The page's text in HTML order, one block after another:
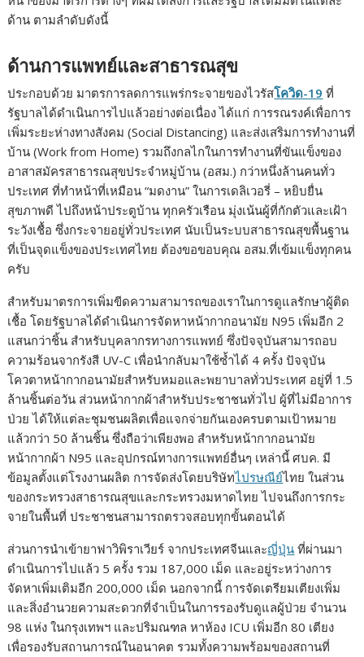
ด้าน ตามลำดับดังนี้
ด้านการแพทย์และสาธารณสุข
ประกอบด้วย มาตรการลดการแพร่กระจายของไวรัสโควิด-19 ที่
รัฐบาลได้ดำเนินการไปแล้วอย่างต่อเนื่อง ได้แก่ การรณรงค์เพื่อการ
เพิ่มระยะห่างทางสังคม (Social Distancing) และส่งเสริมการทำงานที่
บ้าน (Work from Home) รวมถึงกลไกในการทำงานที่ขันแข็งของ
อาสาสมัครสาธารณสุขประจำหมู่บ้าน (อสม.) กว่าหนึ่งล้านคนทั่ว
ประเทศ ที่ทำหน้าที่เหมือน “มดงาน” ในการเดลิเวอรี่ – หยิบยื่น
สุขภาพดี ไปถึงหน้าประตูบ้าน ทุกครัวเรือน มุ่งเน้นผู้ที่กักตัวและเฝ้า
ระวังเชื้อ ซึ่งกระจายอยู่ทั่วประเทศ นับเป็นระบบสาธารณสุขพื้นฐาน
ที่เป็นจุดแข็งของประเทศไทย ต้องขอขอบคุณ อสม.ที่เข้มแข็งทุกคน
ครับ
สำหรับมาตรการเพิ่มขีดความสามารถของเราในการดูแลรักษาผู้ติด
เชื้อ โดยรัฐบาลได้ดำเนินการจัดหาหน้ากากอนามัย N95 เพิ่มอีก 2
แสนกว่าชิ้น สำหรับบุคลากรทางการแพทย์ ซึ่งปัจจุบันสามารถอบ
ความร้อนจากรังสี UV-C เพื่อนำกลับมาใช้ซ้ำได้ 4 ครั้ง ปัจจุบัน
โควตาหน้ากากอนามัยสำหรับหมอและพยาบาลทั่วประเทศ อยู่ที่ 1.5
ล้านชิ้นต่อวัน ส่วนหน้ากากผ้าสำหรับประชาชนทั่วไป ผู้ที่ไม่มีอาการ
ป่วย ได้ให้แต่ละชุมชนผลิตเพื่อแจกจ่ายกันเองครบตามเป้าหมาย
แล้วกว่า 50 ล้านชิ้น ซึ่งถือว่าเพียงพอ สำหรับหน้ากากอนามัย
หน้ากากผ้า N95 และอุปกรณ์ทางการแพทย์อื่นๆ เหล่านี้ ศบค. มี
ข้อมูลตั้งแต่โรงงานผลิต การจัดส่งโดยบริษัทไปรษณีย์ไทย ในส่วน
ของกระทรวงสาธารณสุขและกระทรวงมหาดไทย ไปจนถึงการกระ
จายในพื้นที่ ประชาชนสามารถตรวจสอบทุกขั้นตอนได้
ส่วนการนำเข้ายาฟาวิพิราเวียร์ จากประเทศจีนและญี่ปุ่น ที่ผ่านมา
ดำเนินการไปแล้ว 5 ครั้ง รวม 187,000 เม็ด และอยู่ระหว่างการ
จัดหาเพิ่มเติมอีก 200,000 เม็ด นอกจากนี้ การจัดเตรียมเตียงเพิ่ม
และสิ่งอำนวยความสะดวกที่จำเป็นในการรองรับดูแลผู้ป่วย จำนวน
98 แห่ง ในกรุงเทพฯ และปริมณฑล หาห้อง ICU เพิ่มอีก 80 เตียง
เพื่อรองรับสถานการณ์ในอนาคต รวมทั้งความพร้อมของสถานที่